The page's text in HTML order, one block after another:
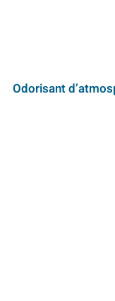
Odorisant